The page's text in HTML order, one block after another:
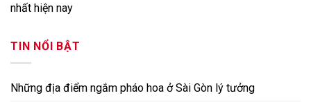
nhất hiện nay
TIN NỔI BẬT
Những địa điểm ngắm pháo hoa ở Sài Gòn lý tưởng